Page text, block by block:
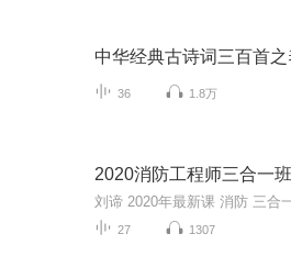
中华经典古诗词三百首
36 1.8万
2020消防工程师三合一
刘谛 2020年最新课 消防 三合
27 1307